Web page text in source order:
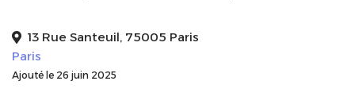
13 Rue Santeuil, 75005 Paris
Paris
Ajouté le 26 juin 2025